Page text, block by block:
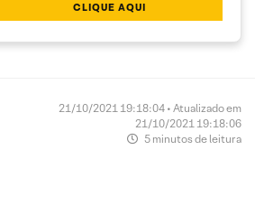
CLIQUE AQUI
21/10/2021 19:18:04 • Atualizado em
21/10/2021 19:18:06
5 minutos de leitura